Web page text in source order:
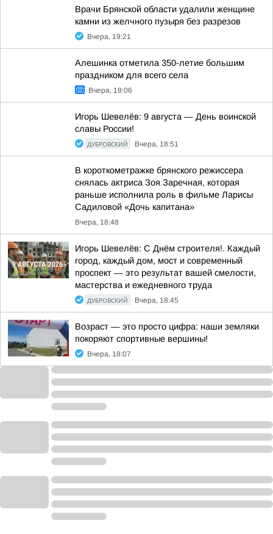
Врачи Брянской области удалили женщине
камни из желчного пузыря без разрезов
Вчера, 19:21
Алешинка отметила 350-летие большим
праздником для всего села
Вчера, 19:06
Игорь Шевелёв: 9 августа — День воинской
славы России!
ДУБРОВСКИЙ Вчера, 18:51
В короткометражке брянского режиссера
снялась актриса Зоя Заречная, которая
раньше исполнила роль в фильме Ларисы
Садиловой «Дочь капитана»
Вчера, 18:48
Игорь Шевелёв: С Днём строителя!. Каждый
город, каждый дом, мост и современный
проспект — это результат вашей смелости,
мастерства и ежедневного труда
ДУБРОВСКИЙ Вчера, 18:45
Возраст — это просто цифра: наши земляки
покоряют спортивные вершины!
Вчера, 18:07